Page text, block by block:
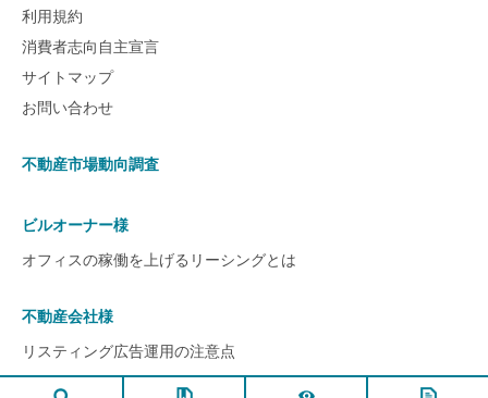
利用規約
消費者志向自主宣言
サイトマップ
お問い合わせ
不動産市場動向調査
ビルオーナー様
オフィスの稼働を上げるリーシングとは
不動産会社様
リスティング広告運用の注意点